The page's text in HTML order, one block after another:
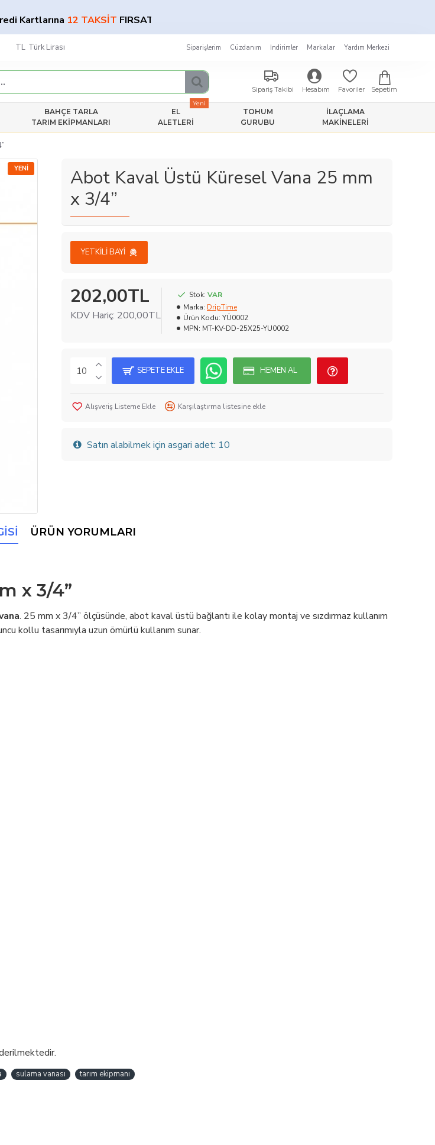
12 TAKSİTFIRSATI!★
TL Türk Lirası Siparişlerim Cüzdanım İndirimler Markalar Yardım Merkezi
Sipariş Takibi Hesabım Favoriler Sepetim
BAHÇE TARLA
TARIM EKIPMANLARI
EL
ALETLERI
Yeni
TOHUM
GURUBU
İLAÇLAMA
MAKINELERI
YENI
Abot Kaval Üstü Küresel Vana 25 mm
x 3/4”
YETKILI BAYI
202,00TL
KDV Hariç: 200,00TL
Stok: VAR
Marka: DripTime
Ürün Kodu: YÜ0002
MPN: MT-KV-DD-25X25-YU0002
SEPETE EKLE HEMEN AL
Alışveriş Listeme Ekle Karşılaştırma listesine ekle
Satın alabilmek için asgari adet: 10
ÜRÜN YORUMLARI
x 3/4”
. 25 mm x 3/4” ölçüsünde, abot kaval üstü bağlantı ile kolay montaj ve sızdırmaz kullanım
kollu tasarımıyla uzun ömürlü kullanım sunar.
sulama vanası tarım ekipmanı